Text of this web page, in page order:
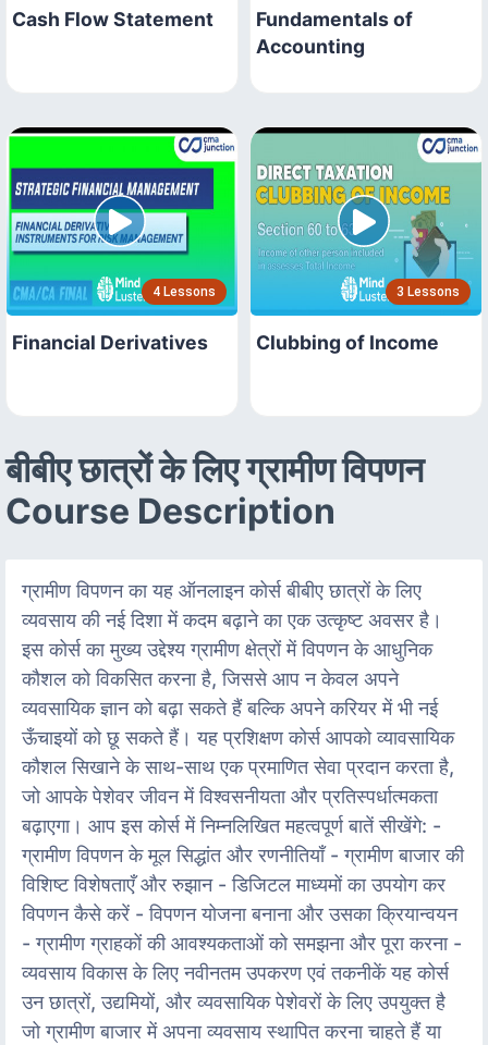
Cash Flow Statement
Fundamentals of
Accounting
4 Lessons
Financial Derivatives
3 Lessons
Clubbing of Income
बीबीए छात्रों के लिए ग्रामीण विपणन
Course Description
ग्रामीण विपणन का यह ऑनलाइन कोर्स बीबीए छात्रों के लिए
व्यवसाय की नई दिशा में कदम बढ़ाने का एक उत्कृष्ट अवसर है।
इस कोर्स का मुख्य उद्देश्य ग्रामीण क्षेत्रों में विपणन के आधुनिक
कौशल को विकसित करना है, जिससे आप न केवल अपने
व्यवसायिक ज्ञान को बढ़ा सकते हैं बल्कि अपने करियर में भी नई
ऊँचाइयों को छू सकते हैं। यह प्रशिक्षण कोर्स आपको व्यावसायिक
कौशल सिखाने के साथ-साथ एक प्रमाणित सेवा प्रदान करता है,
जो आपके पेशेवर जीवन में विश्वसनीयता और प्रतिस्पर्धात्मकता
बढ़ाएगा। आप इस कोर्स में निम्नलिखित महत्वपूर्ण बातें सीखेंगे: -
ग्रामीण विपणन के मूल सिद्धांत और रणनीतियाँ - ग्रामीण बाजार की
विशिष्ट विशेषताएँ और रुझान - डिजिटल माध्यमों का उपयोग कर
विपणन कैसे करें - विपणन योजना बनाना और उसका क्रियान्वयन
- ग्रामीण ग्राहकों की आवश्यकताओं को समझना और पूरा करना -
व्यवसाय विकास के लिए नवीनतम उपकरण एवं तकनीकें यह कोर्स
उन छात्रों, उद्यमियों, और व्यवसायिक पेशेवरों के लिए उपयुक्त है
जो ग्रामीण बाजार में अपना व्यवसाय स्थापित करना चाहते हैं या